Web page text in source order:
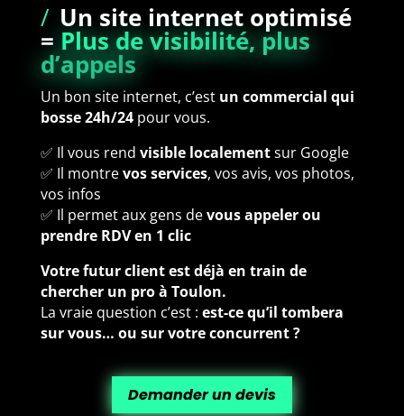
/ Un site internet optimisé
= Plus de visibilité, plus
d’appels
Un bon site internet, c’est un commercial qui
bosse 24h/24pour vous.
✅ Il vous rend visible localementsur Google
✅ Il montrevos services, vos avis, vos photos,
vos infos
✅ Il permet aux gens devous appeler ou
prendre RDV en 1 clic
Votre futur client est déjà en train de
chercher un pro à Toulon.
La vraie question c’est : est-ce qu’il tombera
sur vous… ou sur votre concurrent ?
Demander un devis